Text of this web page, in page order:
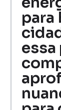
para
essa